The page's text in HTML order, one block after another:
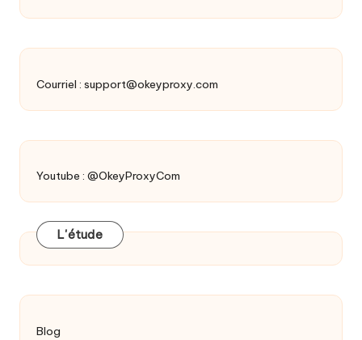
Courriel : support@okeyproxy.com
Youtube : @OkeyProxyCom
L'étude
Blog